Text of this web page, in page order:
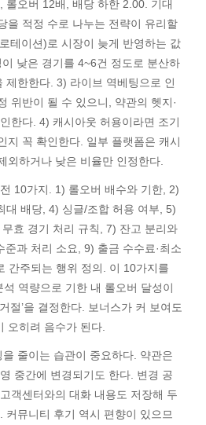
롤오버 12배, 배당 하한 2.00. 기대
을 적정 수로 나누는 전략이 유리할
테이션)로 시장이 늦게 반영하는 값
낮은 경기를 4~6건 정도로 분산하
제한한다. 3) 라이브 역베팅으로 인
위반이 될 수 있으니, 약관의 헷지·
한다. 4) 캐시아웃 허용이라면 조기
지 꼭 확인한다. 일부 플랫폼은 캐시
외하거나 낮은 비율만 인정한다.
10가지. 1) 롤오버 배수와 기한, 2)
대 배당, 4) 싱글/조합 허용 여부, 5)
효 경기 처리 규칙, 7) 잔고 분리와
준과 처리 소요, 9) 출금 수수료·최소
간주되는 행위 정의. 이 10가지를
석 역량으로 기한 내 롤오버 달성이
절’을 결정한다. 보너스가 커 보여도
오히려 음수가 된다.
줄이는 습관이 중요하다. 약관은
중간에 변경되기도 한다. 변경 공
객센터와의 대화 내용도 저장해 두
커뮤니티 후기 역시 편향이 있으므